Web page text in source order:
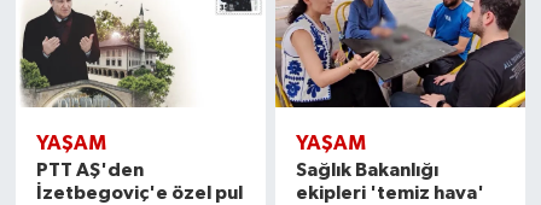
YAŞAM
PTT AŞ'den
İzetbegoviç'e özel pul
YAŞAM
Sağlık Bakanlığı
ekipleri 'temiz hava'